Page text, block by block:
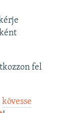
fel
kövesse